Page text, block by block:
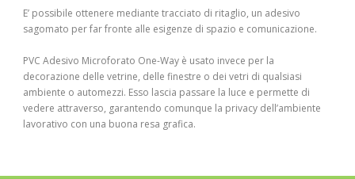
E’ possibile ottenere mediante tracciato di ritaglio, un adesivo
sagomato per far fronte alle esigenze di spazio e comunicazione.
PVC Adesivo Microforato One-Way è usato invece per la
decorazione delle vetrine, delle finestre o dei vetri di qualsiasi
ambiente o automezzi. Esso lascia passare la luce e permette di
vedere attraverso, garantendo comunque la privacy dell’ambiente
lavorativo con una buona resa grafica.